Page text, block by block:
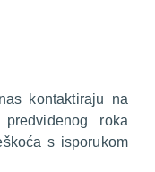
kontaktiraju na
roka
s isporukom